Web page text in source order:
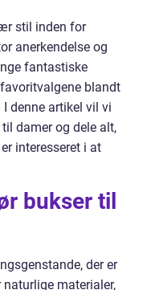
stil inden for
anerkendelse og
fantastiske
blandt
denne artikel vil vi
damer og dele alt,
interesseret i at
bukser til
der er
materialer,